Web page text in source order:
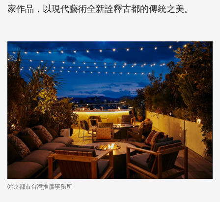
家作品，以現代藝術全新詮釋古都的傳統之美。
ⓒ京都市台灣推廣事務所